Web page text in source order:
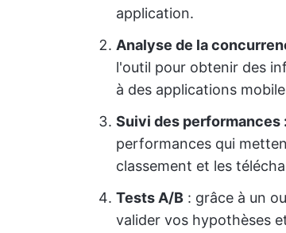
application.
Analyse de la
l'outil pour obtenir des
à des applications
Suivi des performances :
performances qui
classement et les
Tests A/B : grâce à un
valider vos hypothèses